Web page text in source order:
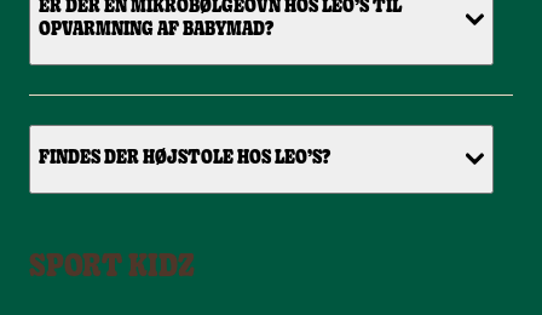
ER DER EN MIKROBØLGEOVN HOS LEO’S TIL
OPVARMNING AF BABYMAD?
FINDES DER HØJSTOLE HOS LEO’S?
SPORT KIDZ